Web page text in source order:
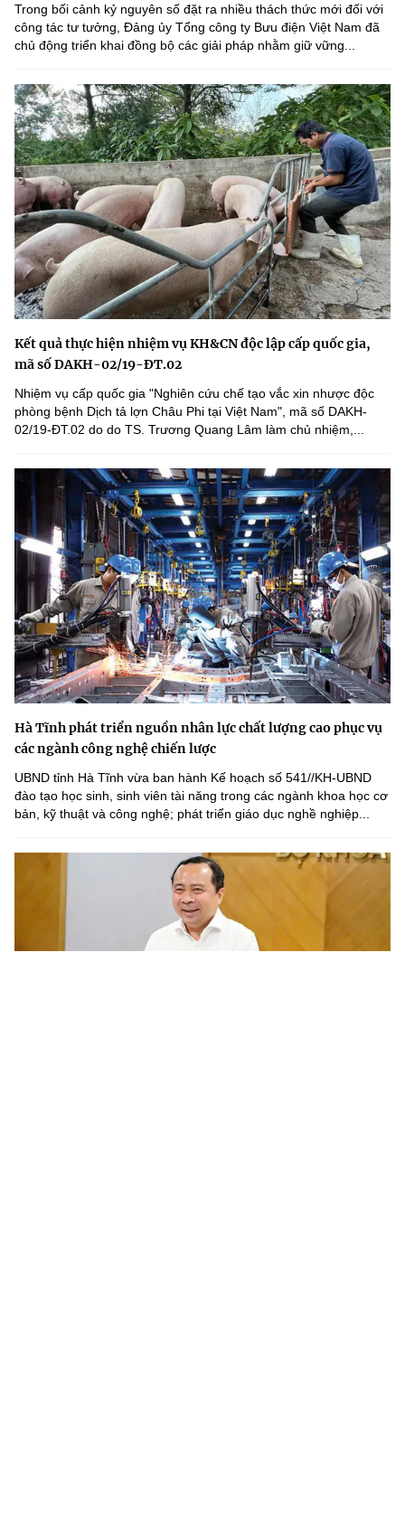
Trong bối cảnh kỷ nguyên số đặt ra nhiều thách thức mới đối với
công tác tư tưởng, Đảng ủy Tổng công ty Bưu điện Việt Nam đã
chủ động triển khai đồng bộ các giải pháp nhằm giữ vững...
Kết quả thực hiện nhiệm vụ KH&CN độc lập cấp quốc gia,
mã số DAKH-02/19-ĐT.02
Nhiệm vụ cấp quốc gia "Nghiên cứu chế tạo vắc xin nhược độc
phòng bệnh Dịch tả lợn Châu Phi tại Việt Nam", mã số DAKH-
02/19-ĐT.02 do do TS. Trương Quang Lâm làm chủ nhiệm,...
Hà Tĩnh phát triển nguồn nhân lực chất lượng cao phục vụ
các ngành công nghệ chiến lược
UBND tỉnh Hà Tĩnh vừa ban hành Kế hoạch số 541//KH-UBND
đào tạo học sinh, sinh viên tài năng trong các ngành khoa học cơ
bản, kỹ thuật và công nghệ; phát triển giáo dục nghề nghiệp...